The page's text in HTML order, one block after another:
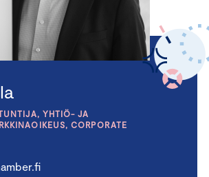
YHTIÖ- JA
CORPORATE